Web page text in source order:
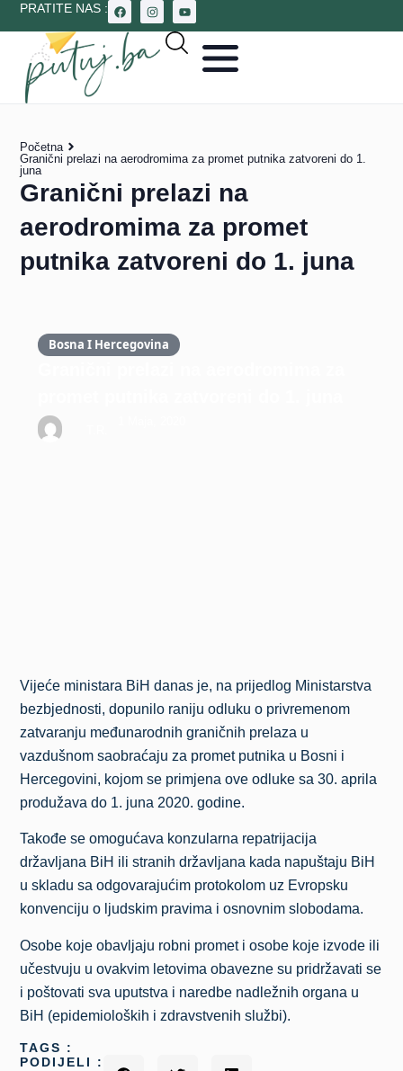
PRATITE NAS :
Početna
Granični prelazi na aerodromima za promet putnika zatvoreni do 1.
juna
Granični prelazi na
aerodromima za promet
putnika zatvoreni do 1. juna
Bosna I Hercegovina
Vijeće ministara BiH danas je, na prijedlog Ministarstva
bezbjednosti, dopunilo raniju odluku o privremenom
zatvaranju međunarodnih graničnih prelaza u
vazdušnom saobraćaju za promet putnika u Bosni i
Hercegovini, kojom se primjena ove odluke sa 30. aprila
produžava do 1. juna 2020. godine.
Takođe se omogućava konzularna repatrijacija
državljana BiH ili stranih državljana kada napuštaju BiH
u skladu sa odgovarajućim protokolom uz Evropsku
konvenciju o ljudskim pravima i osnovnim slobodama.
Osobe koje obavljaju robni promet i osobe koje izvode ili
učestvuju u ovakvim letovima obavezne su pridržavati se
i poštovati sva uputstva i naredbe nadležnih organa u
BiH (epidemioloških i zdravstvenih službi).
TAGS :
PODIJELI :